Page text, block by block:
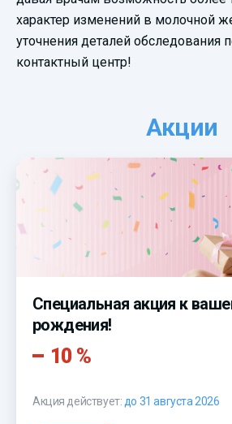
характер изменений в молочной
уточнения деталей обследования
контактный центр!
Акции
Специальная акция к
рождения!
10 %
Акция действует: до 31 августа 2026